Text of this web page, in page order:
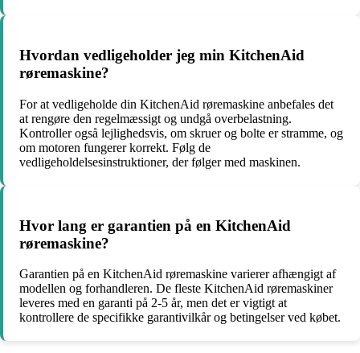
Hvordan vedligeholder jeg min KitchenAid
røremaskine?
For at vedligeholde din KitchenAid røremaskine anbefales det
at rengøre den regelmæssigt og undgå overbelastning.
Kontroller også lejlighedsvis, om skruer og bolte er stramme, og
om motoren fungerer korrekt. Følg de
vedligeholdelsesinstruktioner, der følger med maskinen.
Hvor lang er garantien på en KitchenAid
røremaskine?
Garantien på en KitchenAid røremaskine varierer afhængigt af
modellen og forhandleren. De fleste KitchenAid røremaskiner
leveres med en garanti på 2-5 år, men det er vigtigt at
kontrollere de specifikke garantivilkår og betingelser ved købet.